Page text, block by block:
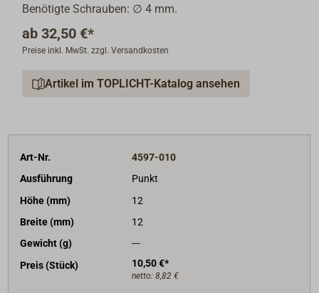
Benötigte Schrauben: ∅ 4 mm.
ab 32,50 €*
Preise inkl. MwSt. zzgl. Versandkosten
Artikel im TOPLICHT-Katalog ansehen
Art-Nr.
4597-010
Ausführung
Punkt
Höhe (mm)
12
Breite (mm)
12
Gewicht (g)
---
Preis (Stück)
10,50 €*
netto: 8,82 €